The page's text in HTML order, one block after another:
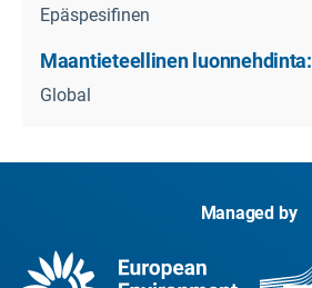
Epäspesifinen
Maantieteellinen luonnehdinta:
Global
Managed by